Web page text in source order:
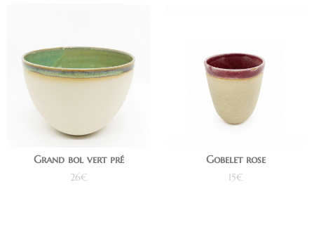
Grand bol vert pré
26€
Gobelet rose
15€